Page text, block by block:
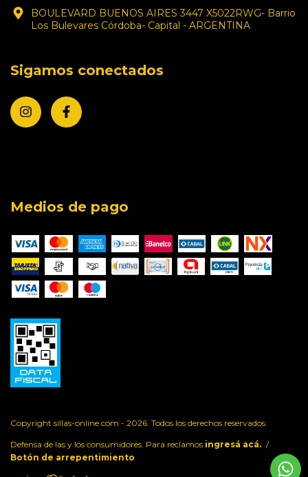
BOULEVARD BUENOS AIRES 3447 X5022RWG- Barrio
Los Bulevares Córdoba- Capital - ARGENTINA
Sigamos conectados
Medios de pago
Copyright sillas-online.com - 2026. Todos los derechos reservados.
Defensa de las y los consumidores. Para reclamos ingresá acá. /
Botón de arrepentimiento